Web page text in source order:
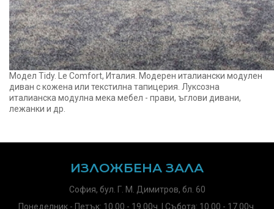
Модел Tidy. Le Comfort, Италия. Модерен италиански модулен
диван с кожена или текстилна тапицерия. Луксозна
италианска модулна мека мебел - прави, ъглови дивани,
лежанки и др.
ИЗЛОЖБЕНА ЗАЛА
София, бул. Г. М. Димитров, бл. 60
Понеделник - Петък: 10.00 - 19.00ч. | Събота: 10.00 - 17.00ч.